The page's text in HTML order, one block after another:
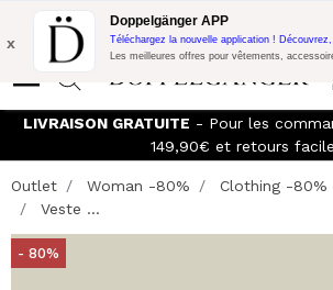
Promo Flash: 10% de réduction
avec le code:
x
Doppelgänger APP
Téléchargez la nouvelle application !
Les meilleures offres pour vêtements,
LIVRAISON GRATUITE - Pour les
149,90€ et retours
Outlet Woman -80% Clothing -80%
Veste ...
- 80%